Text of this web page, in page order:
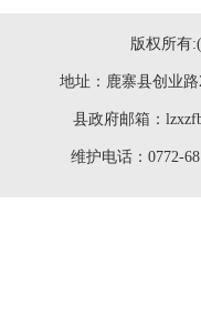
版权所有
地址：鹿寨县创业
县政府邮箱：
维护电话：0772-